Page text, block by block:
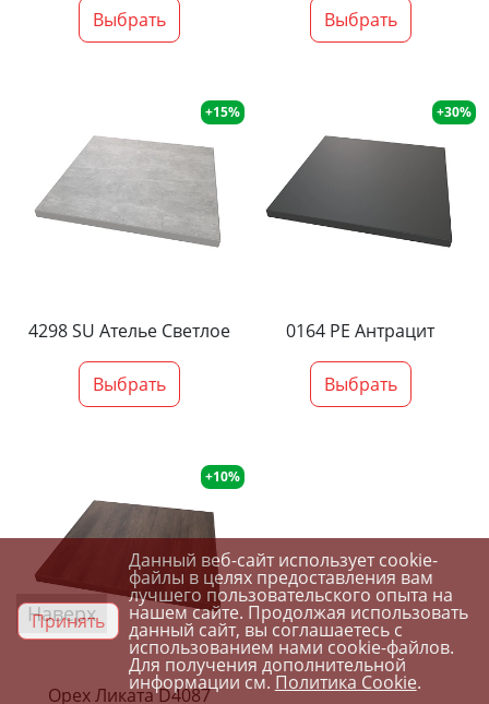
Выбрать Выбрать
+15%
4298 SU Ателье Светлое
Выбрать
+30%
0164 PE Антрацит
Выбрать
+10%
Орех Ликата D4087
Наверх
Принять
Данный веб-сайт использует cookie-
файлы в целях предоставления вам
лучшего пользовательского опыта на
нашем сайте. Продолжая использовать
данный сайт, вы соглашаетесь с
использованием нами cookie-файлов.
Для получения дополнительной
информации см.Политика Cookie.